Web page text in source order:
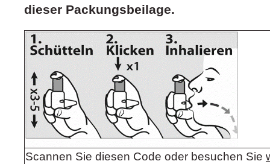
dieser Packungsbeilage.
Scannen Sie diesen Code oder besuchen Sie